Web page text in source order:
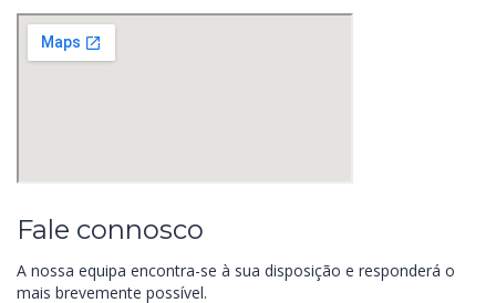
Fale connosco
A nossa equipa encontra-se à sua disposição e responderá o
mais brevemente possível.